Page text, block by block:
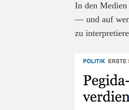
In den Medien
— und auf
zu